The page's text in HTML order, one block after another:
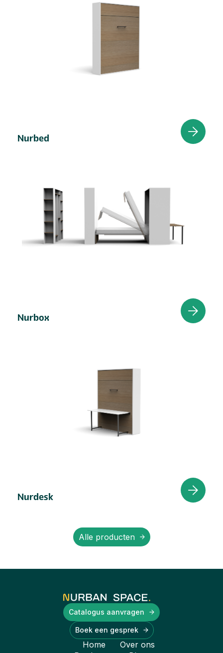
Nurbed
Nurbox
Nurdesk
Alle producten
Catalogus aanvragen
Boek een gesprek
Home
Over ons